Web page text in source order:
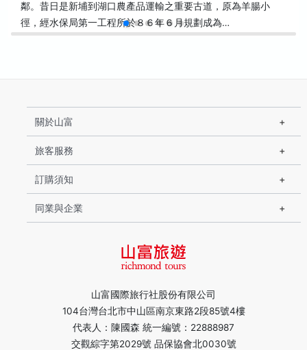
鄰。昔日是新埔到湖口農產品運輸之重要古道，原為羊腸小
徑，經水保局第一工程所於８６年６月規劃成為…
山富國際旅行社股份有限公司
104台灣台北市中山區南京東路2段85號4樓
代表人：陳國森 統一編號：22888987
交觀綜字第2029號 品保協會北0030號
關於山富
旅客服務
訂購須知
同業與企業